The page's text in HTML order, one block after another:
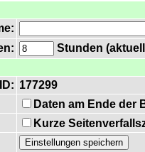
Stunden
177299
Daten am Ende der
Kurze